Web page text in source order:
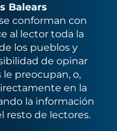
Balears
conforman con
al lector toda la
los pueblos y
de opinar
preocupan, o,
en la
la información
resto de lectores.